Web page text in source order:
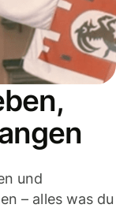
und
– alles was du